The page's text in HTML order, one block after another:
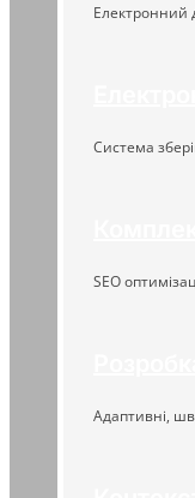
Електронний
Система
SEO
Адаптивні,